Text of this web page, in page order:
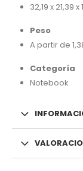
32,19 x 21,39 x
Peso
A partir de
Categoría
Notebook